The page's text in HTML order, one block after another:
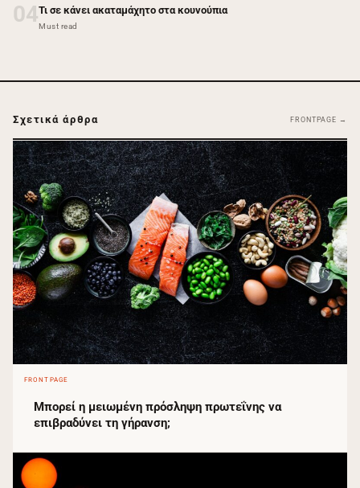
04Τι σε κάνει ακαταμάχητο στα κουνούπια
Must read
Σχετικά άρθρα FRONTPAGE →
FRONTPAGE
Μπορεί η μειωμένη πρόσληψη πρωτεΐνης να
επιβραδύνει τη γήρανση;